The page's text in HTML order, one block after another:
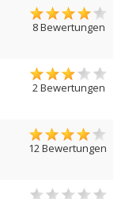
8 Bewertungen
2 Bewertungen
12 Bewertungen